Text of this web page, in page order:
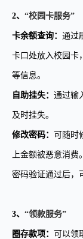
2、 “校园卡服务”
卡余额查询： 通过
卡口处放入校园卡
等信息。
自助挂失： 通过输
及时挂失。
修改密码： 可随时
上金额被恶意消
密码验证通过后，
3、 “领款服务”
圈存款项 ： 可以领